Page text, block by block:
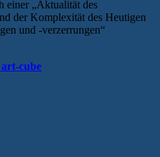
einer „Aktualität des
der Komplexität des Heutigen
und -verzerrungen“
art-cube